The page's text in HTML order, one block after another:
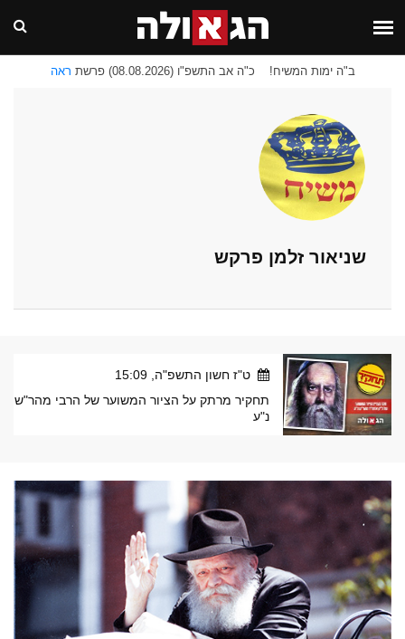
ב"ה ימות המשיח! כ"ה אב התשפ"ו (08.08.2026) פרשת ראה
שניאור זלמן פרקש
ט"ז חשון התשפ"ה, 15:09
תחקיר מרתק על הציור המשוער של הרבי מהר"ש
נ"ע